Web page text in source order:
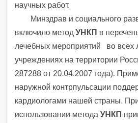
научных работ.
Минздрав и социального
включило метод УНКП в
лечебных мероприятий во всех
учреждениях на территории
287288 от 20.04.2007 года).
наружной контрпульсации
кардиологами нашей страны.
использовании метода УНКП